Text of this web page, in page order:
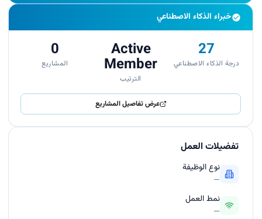
خبراء الذكاء الاصطناعي
27
درجة الذكاء الاصطناعي
Active
Member
الترتيب
0
المشاريع
عرض تفاصيل المشاريع
تفضيلات العمل
نوع الوظيفة
—
نمط العمل
—